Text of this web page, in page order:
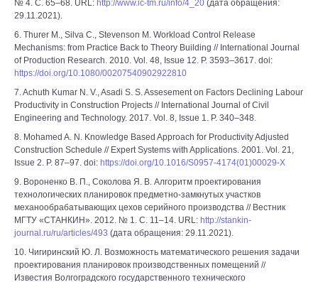
№ 4. С. 65–68. URL: http://www.ic-tm.ru/info/4_20 (дата обращения:
29.11.2021).
6. Thurer M., Silva C., Stevenson M. Workload Control Release
Mechanisms: from Practice Back to Theory Building // International Journal
of Production Research. 2010. Vol. 48, Issue 12. P. 3593–3617. doi:
https://doi.org/10.1080/00207540902922810
7. Achuth Kumar N. V., Asadi S. S. Assesement on Factors Declining Labour
Productivity in Construction Projects // International Journal of Civil
Engineering and Technology. 2017. Vol. 8, Issue 1. P. 340–348.
8. Mohamed A. N. Knowledge Based Approach for Productivity Adjusted
Construction Schedule // Expert Systems with Applications. 2001. Vol. 21,
Issue 2. P. 87–97. doi: https://doi.org/10.1016/S0957-4174(01)00029-X
9. Вороненко В. П., Соколова Я. В. Алгоритм проектирования
технологических планировок предметно-замкнутых участков
механообрабатывающих цехов серийного производства // Вестник
МГТУ «СТАНКИН». 2012. № 1. С. 11–14. URL: http://stankin-
journal.ru/ru/articles/493 (дата обращения: 29.11.2021).
10. Чигиринский Ю. Л. Возможность математического решения задачи
проектирования планировок производственных помещений //
Известия Волгоградского государственного технического